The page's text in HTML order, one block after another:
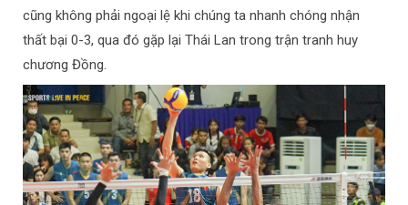
cũng không phải ngoại lệ khi chúng ta nhanh chóng nhận
thất bại 0-3, qua đó gặp lại Thái Lan trong trận tranh huy
chương Đồng.